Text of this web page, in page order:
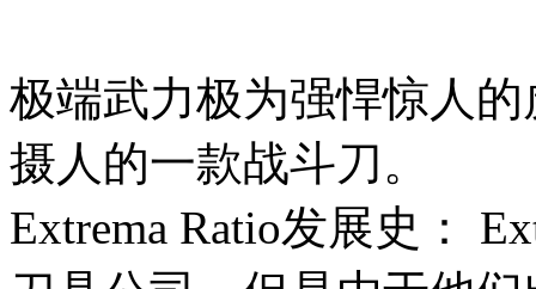
极端武力极为强悍惊人
摄人的一款战斗刀。
Extrema Ratio发展史：